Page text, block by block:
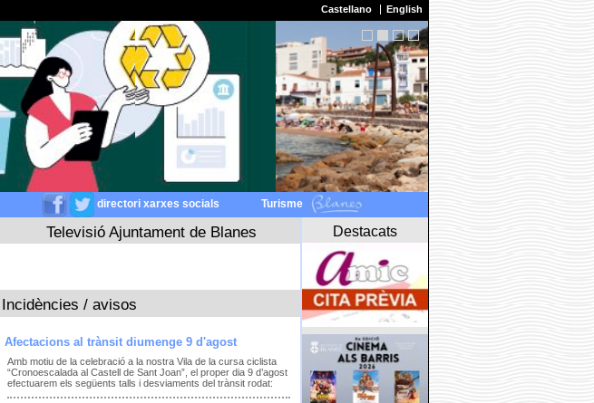
Castellano English
directori xarxes socials Turisme
Televisió Ajuntament de Blanes
Incidències / avisos
Afectacions al trànsit diumenge 9 d'agost
Amb motiu de la celebració a la nostra Vila de la cursa ciclista
“Cronoescalada al Castell de Sant Joan”, el proper dia 9 d’agost
efectuarem els següents talls i desviaments del trànsit rodat:
Destacats